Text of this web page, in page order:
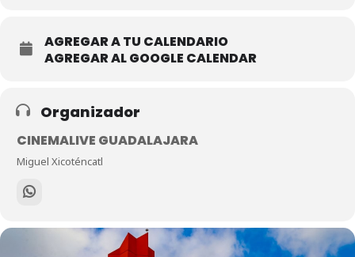
AGREGAR A TU CALENDARIO
AGREGAR AL GOOGLE CALENDAR
Organizador
CINEMALIVE GUADALAJARA
Miguel Xicoténcatl